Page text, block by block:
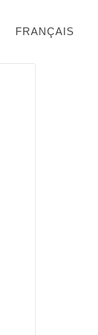
FRANÇAIS